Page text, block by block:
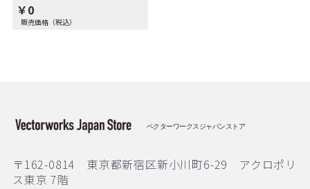
￥0
販売価格（税込）
ベクターワークスジャパンストア
〒162-0814 東京都新宿区新小川町6-29 アクロポリ
ス東京 7階